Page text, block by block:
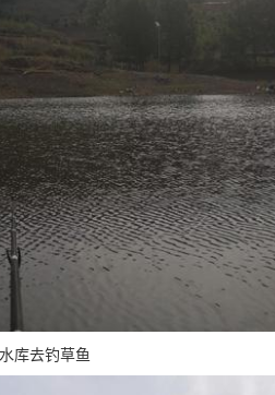
库去钓草鱼